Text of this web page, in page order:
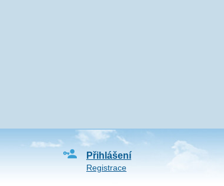
Přihlášení
Registrace